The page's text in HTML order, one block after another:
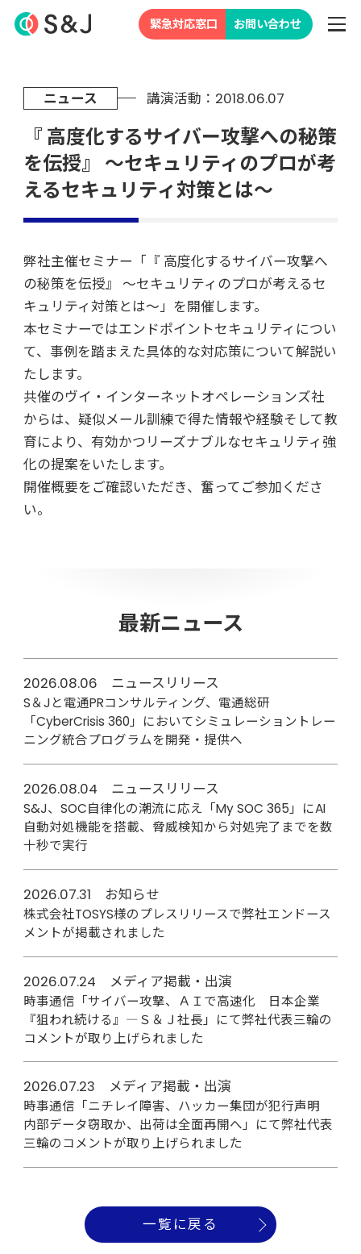
緊急対応窓口 お問い合わせ
ニュース 講演活動：2018.06.07
『 高度化するサイバー攻撃への秘策
を伝授』 ～セキュリティのプロが考
えるセキュリティ対策とは～
弊社主催セミナー「『 高度化するサイバー攻撃へ
の秘策を伝授』 ～セキュリティのプロが考えるセ
キュリティ対策とは～」を開催します。
本セミナーではエンドポイントセキュリティについ
て、事例を踏まえた具体的な対応策について解説い
たします。
共催のヴイ・インターネットオペレーションズ社
からは、疑似メール訓練で得た情報や経験そして教
育により、有効かつリーズナブルなセキュリティ強
化の提案をいたします。
開催概要をご確認いただき、奮ってご参加くださ
い。
最新ニュース
2026.08.06 ニュースリリース
S＆Jと電通PRコンサルティング、電通総研
「CyberCrisis 360」においてシミュレーショントレー
ニング統合プログラムを開発・提供へ
2026.08.04 ニュースリリース
S&J、SOC自律化の潮流に応え「My SOC 365」にAI
自動対処機能を搭載、脅威検知から対処完了までを数
十秒で実行
2026.07.31 お知らせ
株式会社TOSYS様のプレスリリースで弊社エンドース
メントが掲載されました
2026.07.24 メディア掲載・出演
時事通信「サイバー攻撃、ＡＩで高速化 日本企業
『狙われ続ける』―Ｓ＆Ｊ社長」にて弊社代表三輪の
コメントが取り上げられました
2026.07.23 メディア掲載・出演
時事通信「ニチレイ障害、ハッカー集団が犯行声明
内部データ窃取か、出荷は全面再開へ」にて弊社代表
三輪のコメントが取り上げられました
一覧に戻る